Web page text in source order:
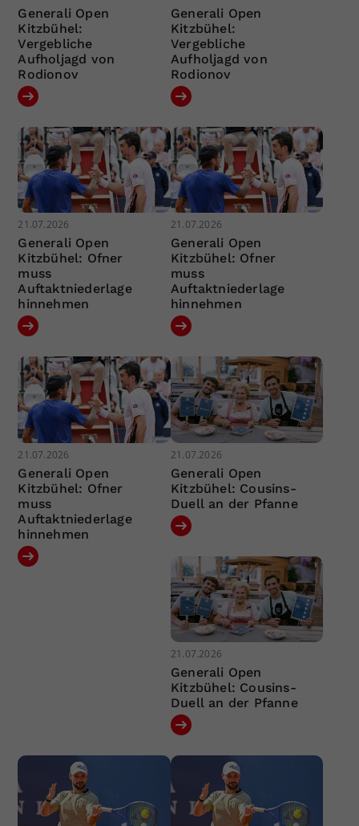
Generali Open
Kitzbühel:
Vergebliche
Aufholjagd von
Rodionov
Generali Open
Kitzbühel:
Vergebliche
Aufholjagd von
Rodionov
21.07.2026
Generali Open
Kitzbühel: Ofner
muss
Auftaktniederlage
hinnehmen
21.07.2026
Generali Open
Kitzbühel: Ofner
muss
Auftaktniederlage
hinnehmen
21.07.2026
Generali Open
Kitzbühel: Ofner
muss
Auftaktniederlage
hinnehmen
21.07.2026
Generali Open
Kitzbühel: Cousins-
Duell an der Pfanne
21.07.2026
Generali Open
Kitzbühel: Cousins-
Duell an der Pfanne